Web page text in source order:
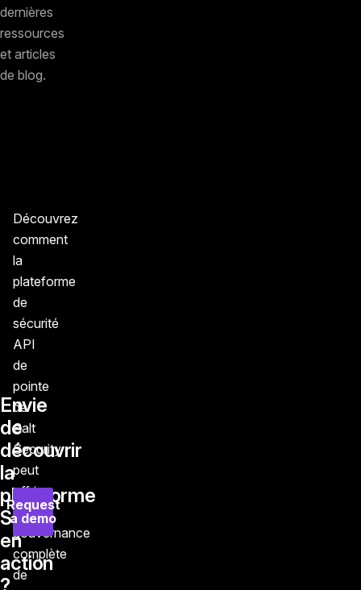
dernières
ressources
et articles
de blog.
Envie
de
découvrir
la
plateforme
Salt
en
action
Découvrez
comment
la
plateforme
de
sécurité
API
de
pointe
de
Salt
Security
peut
offrir
une
gouvernance
complète
de
Request
a demo